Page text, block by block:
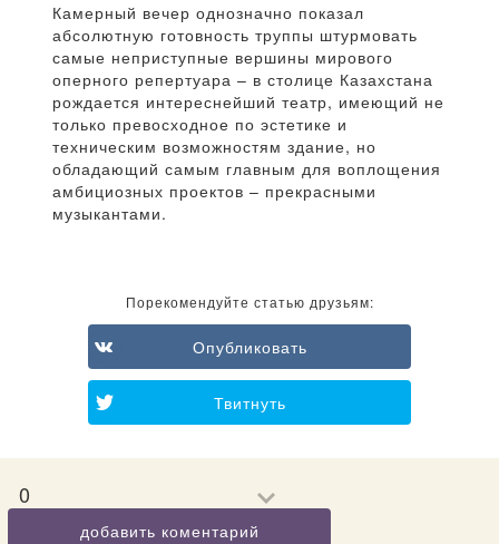
Камерный вечер однозначно показал
абсолютную готовность труппы штурмовать
самые неприступные вершины мирового
оперного репертуара – в столице Казахстана
рождается интереснейший театр, имеющий не
только превосходное по эстетике и
техническим возможностям здание, но
обладающий самым главным для воплощения
амбициозных проектов – прекрасными
музыкантами.
Порекомендуйте статью друзьям:
Опубликовать
Твитнуть
0
добавить коментарий